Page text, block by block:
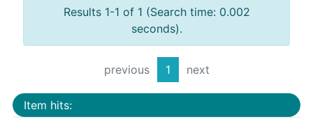
Results 1-1 of 1 (Search time: 0.002
seconds).
previous 1 next
Item hits: